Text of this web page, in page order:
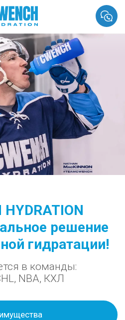
HYDRATION
решение
гидратации!
в команды:
NBA, КХЛ